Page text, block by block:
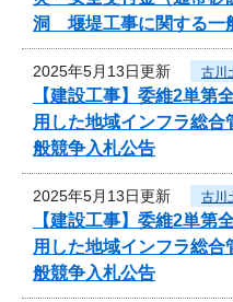
洞 堰堤工事に関する一
2025年5月13日更新 古川
【建設工事】委維2単
用した地域インフラ総
般競争入札公告
2025年5月13日更新 古川
【建設工事】委維2単
用した地域インフラ総
般競争入札公告